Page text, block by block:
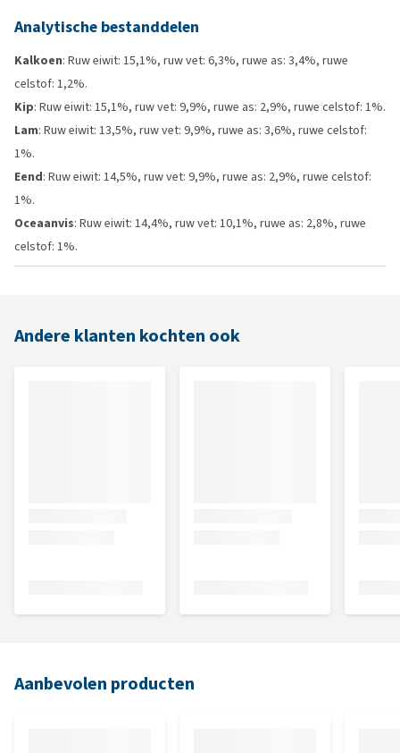
Analytische bestanddelen
Kalkoen: Ruw eiwit: 15,1%, ruw vet: 6,3%, ruwe as: 3,4%, ruwe
celstof: 1,2%.
Kip: Ruw eiwit: 15,1%, ruw vet: 9,9%, ruwe as: 2,9%, ruwe celstof: 1%.
Lam: Ruw eiwit: 13,5%, ruw vet: 9,9%, ruwe as: 3,6%, ruwe celstof:
1%.
Eend: Ruw eiwit: 14,5%, ruw vet: 9,9%, ruwe as: 2,9%, ruwe celstof:
1%.
Oceaanvis: Ruw eiwit: 14,4%, ruw vet: 10,1%, ruwe as: 2,8%, ruwe
celstof: 1%.
Andere klanten kochten ook
Aanbevolen producten